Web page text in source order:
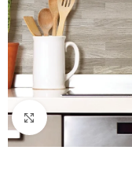
Πατήστε για